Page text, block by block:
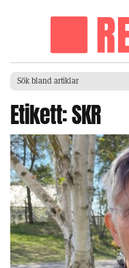
Etikett:SKR